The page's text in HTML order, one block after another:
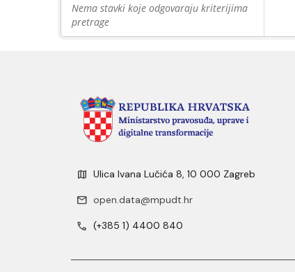
Nema stavki koje odgovaraju kriterijima
pretrage